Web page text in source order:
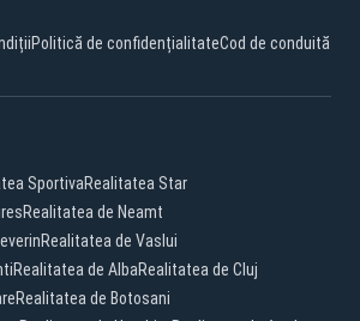
Politică de confidențialitateCod de conduită
SportivaRealitatea Star
Realitatea de Neamt
Realitatea de Vaslui
Realitatea de AlbaRealitatea de Cluj
Realitatea de Botosani